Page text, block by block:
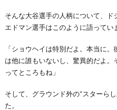
そんな大谷選手の人柄について、
エドマン選手はこのように語ってい
「ショウヘイは特別だよ。本当に
は他に誰もいないし、驚異的だよ
ってところもね」
そして、グラウンド外の“スターら
た。